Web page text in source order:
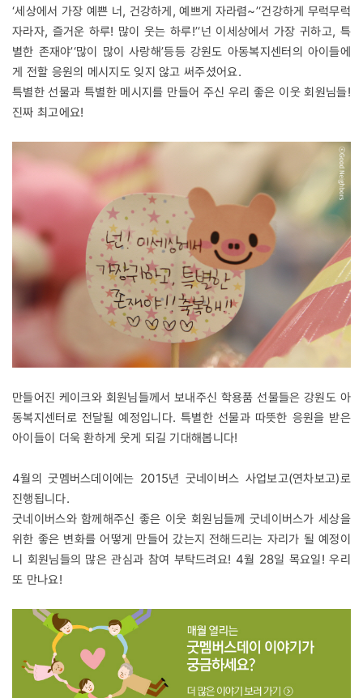
‘세상에서 가장 예쁜 너, 건강하게, 예쁘게 자라렴~’‘건강하게 무럭무럭
자라자, 즐거운 하루! 많이 웃는 하루!’‘넌 이세상에서 가장 귀하고, 특
별한 존재야’‘많이 많이 사랑해’등등 강원도 아동복지센터의 아이들에
게 전할 응원의 메시지도 잊지 않고 써주셨어요.
특별한 선물과 특별한 메시지를 만들어 주신 우리 좋은 이웃 회원님들!
진짜 최고에요!
만들어진 케이크와 회원님들께서 보내주신 학용품 선물들은 강원도 아
동복지센터로 전달될 예정입니다. 특별한 선물과 따뜻한 응원을 받은
아이들이 더욱 환하게 웃게 되길 기대해봅니다!
4월의 굿멤버스데이에는 2015년 굿네이버스 사업보고(연차보고)로
진행됩니다.
굿네이버스와 함께해주신 좋은 이웃 회원님들께 굿네이버스가 세상을
위한 좋은 변화를 어떻게 만들어 갔는지 전해드리는 자리가 될 예정이
니 회원님들의 많은 관심과 참여 부탁드려요! 4월 28일 목요일! 우리
또 만나요!